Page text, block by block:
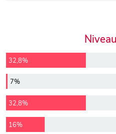
32,8%
7%
32,8%
16%